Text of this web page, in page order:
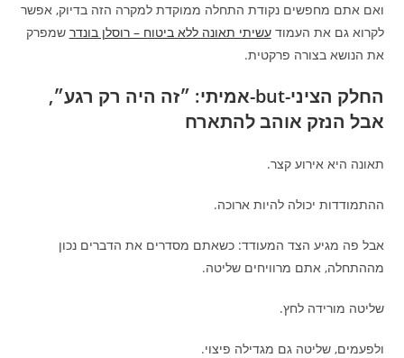
ואם אתם מחפשים נקודת התחלה ממוקדת למקרה הזה בדיוק, אפשר
לקרוא גם את העמודעשיתי תאונה ללא ביטוח – רוסלן בונדר שמפרק
את הנושא בצורה פרקטית.
החלק הציני-but-אמיתי: ״זה היה רק רגע״,
אבל הנזק אוהב להתארח
תאונה היא אירוע קצר.
ההתמודדות יכולה להיות ארוכה.
אבל פה מגיע הצד המעודד: כשאתם מסדרים את הדברים נכון
מההתחלה, אתם מרוויחים שליטה.
שליטה מורידה לחץ.
ולפעמים, שליטה גם מגדילה פיצוי.